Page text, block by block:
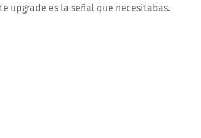
upgrade es la señal que necesitabas.